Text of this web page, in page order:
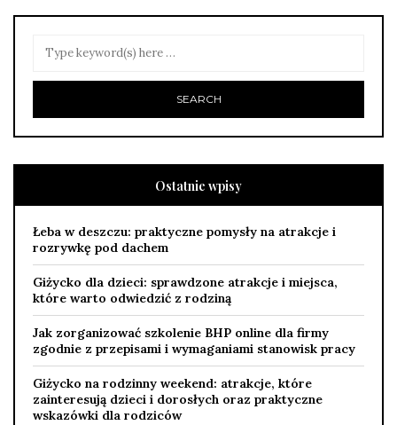
Ostatnie wpisy
Łeba w deszczu: praktyczne pomysły na atrakcje i
rozrywkę pod dachem
Giżycko dla dzieci: sprawdzone atrakcje i miejsca,
które warto odwiedzić z rodziną
Jak zorganizować szkolenie BHP online dla firmy
zgodnie z przepisami i wymaganiami stanowisk pracy
Giżycko na rodzinny weekend: atrakcje, które
zainteresują dzieci i dorosłych oraz praktyczne
wskazówki dla rodziców